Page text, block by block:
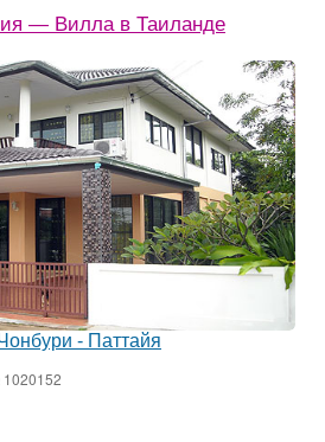
— Вилла в Таиланде
- Паттайя